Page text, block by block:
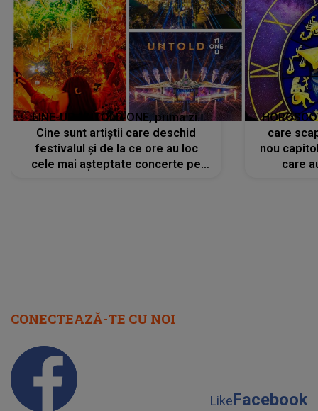
LINE-UP UNTOLD ONE, prima zi.
Cine sunt artiștii care deschid
festivalul și de la ce ore au loc
cele mai așteptate concerte pe
care
nou
care
CONECTEAZĂ-TE CU NOI
LikeFacebook